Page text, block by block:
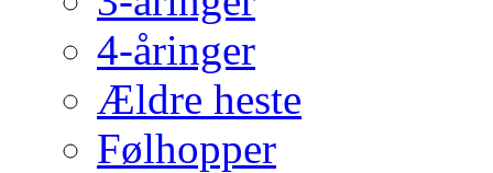
4-åringer
Ældre heste
Følhopper